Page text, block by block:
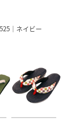
雪駄 奈良